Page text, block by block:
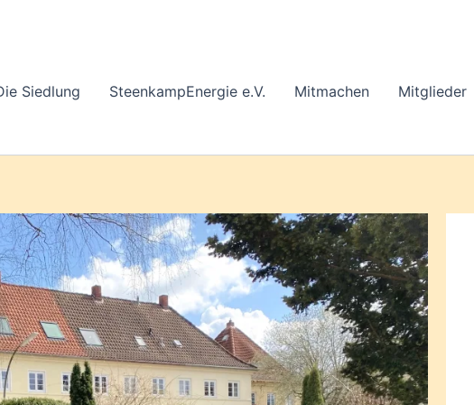
Siedlung SteenkampEnergie e.V. Mitmachen Mitglieder